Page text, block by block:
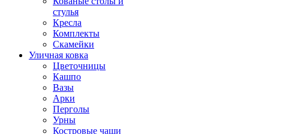
стулья
Кресла
Комплекты
Скамейки
Уличная ковка
Цветочницы
Кашпо
Вазы
Арки
Перголы
Урны
Костровые чаши